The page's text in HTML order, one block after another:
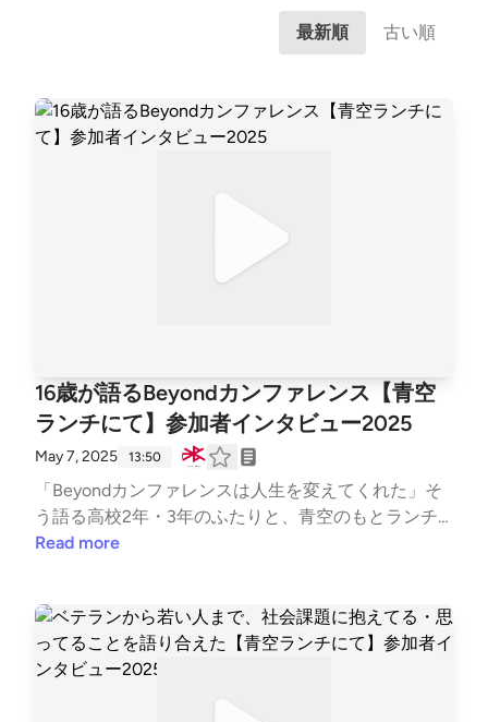
最新順 古い順
16歳が語るBeyondカンファレンス【青空
ランチにて】参加者インタビュー2025
May 7, 2025 13:50
「Beyondカンファレンスは人生を変えてくれた」そ
う語る高校2年・3年のふたりと、青空のもとランチ
を広げながら語り合います
Read more